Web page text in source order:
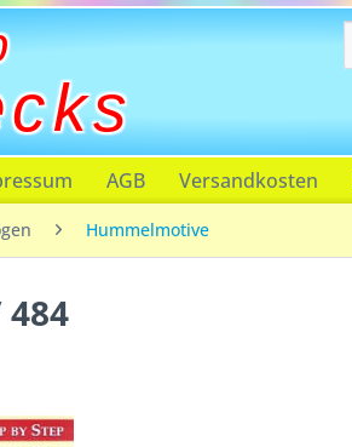
AGB Versandkosten
Hummelmotive